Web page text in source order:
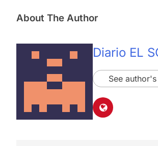
About The Author
Diario EL
See